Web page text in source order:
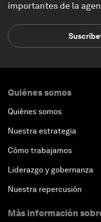
importantes de la
Quiénes somos
Quiénes somos
Nuestra estrategia
Cómo trabajamos
Liderazgo y gobernanza
Nuestra repercusión
Más información